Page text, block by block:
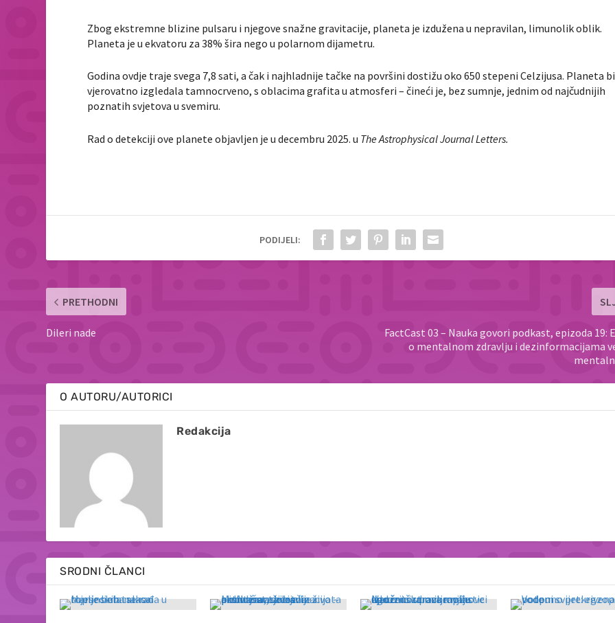
Zbog ekstremne blizine pulsaru i njegove snažne gravitacije, planeta je izdužena u nepravilan, limunolik oblik.
Planeta je u ekvatoru za 38% šira nego u polarnom dijametru.
Godina ovdje traje svega 7,8 sati, a čak i najhladnije tačke na površini dostižu oko 650 stepeni Celzijusa. Planeta bi
vjerovatno izgledala tamnocrveno, s oblacima grafita u atmosferi – čineći je, bez sumnje, jednim od najčudnijih
poznatih svjetova u svemiru.
Rad o detekciji ove planete objavljen je u decembru 2025. u The Astrophysical Journal Letters.
PODIJELI:
PRETHODNI
Dileri nade
FactCast 03 – Nauka govori podkast, epizoda 19:
o mentalnom zdravlju i dezinformacijama
O AUTORU/AUTORICI
Redakcija
SRODNI ČLANCI